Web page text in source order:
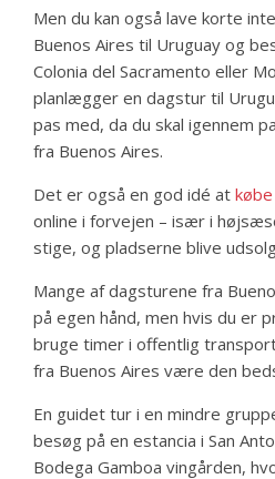
Men du kan også lave korte
Buenos Aires til Uruguay og
Colonia del Sacramento eller
planlægger en dagstur til
pas med, da du skal igennem
fra Buenos Aires.
Det er også en god idé at
online i forvejen – især i
stige, og pladserne blive
Mange af dagsturene fra
på egen hånd, men hvis du er
bruge timer i offentlig
fra Buenos Aires være den
En guidet tur i en mindre
besøg på en estancia i San
Bodega Gamboa vingården,